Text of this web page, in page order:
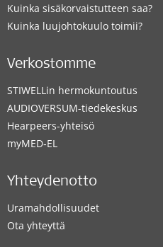
Kuinka sisäkorvaistutteen saa?
Kuinka luujohtokuulo toimii?
Verkostomme
STIWELLin hermokuntoutus
AUDIOVERSUM-tiedekeskus
Hearpeers-yhteisö
myMED‑EL
Yhteydenotto
Uramahdollisuudet
Ota yhteyttä